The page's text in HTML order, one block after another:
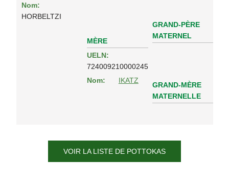
Nom:
HORBELTZI
MÈRE
UELN:
724009210000245
Nom:
IKATZ
GRAND-PÈRE
MATERNEL
GRAND-MÈRE
MATERNELLE
VOIR LA LISTE DE POTTOKAS